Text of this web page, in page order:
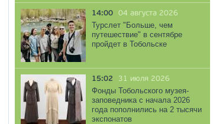
14:00 04 августа 2026
Турслет "Больше, чем
путешествие" в сентябре
пройдет в Тобольске
15:02 31 июля 2026
Фонды Тобольского музея-
заповедника с начала 2026
года пополнились на 2 тысячи
экспонатов